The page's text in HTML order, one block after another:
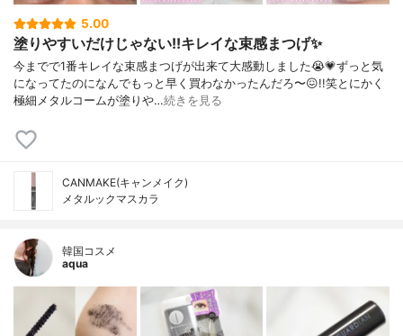
5.00
塗りやすいだけじゃない!!キレイな束感まつげ✨️
今までで1番キレイな束感まつげが出来て大感動しました😭💗⁡ずっと気
になってたのになんでもっと早く買わなかったんだろ〜😖!!笑⁡⁡とにかく
極細メタルコームが塗りや…続きを見る
CANMAKE(キャンメイク)
メタルックマスカラ
韓国コスメ
aqua